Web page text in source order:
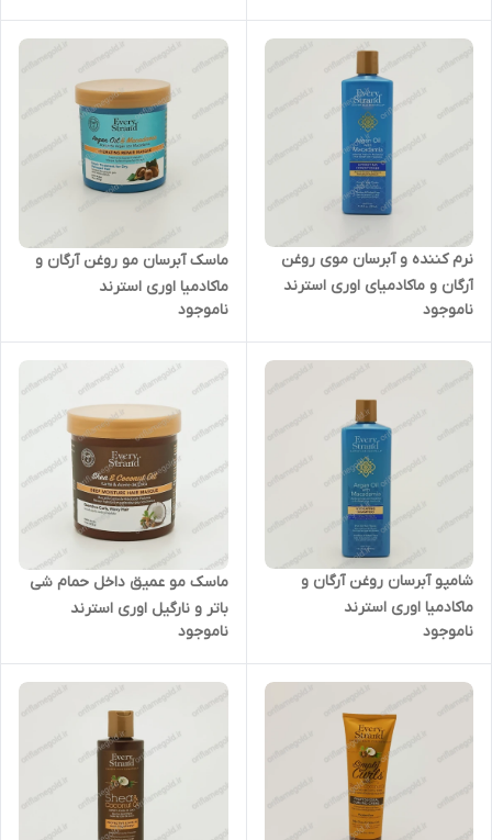
نرم کننده و آبرسان موی روغن
آرگان و ماکادمیای اوری استرند
ناموجود
ماسک آبرسان مو روغن آرگان و
ماکادمیا اوری استرند
ناموجود
شامپو آبرسان روغن آرگان و
ماکادمیا اوری استرند
ناموجود
ماسک مو عمیق داخل حمام شی
باتر و نارگیل اوری استرند
اورجینال امریکا
ناموجود